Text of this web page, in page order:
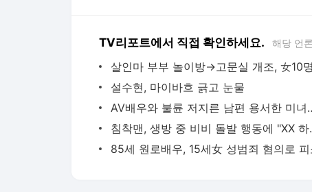
TV리포트에서 직접 확인하세요. 해당 언
설수현, 마이바흐 긁고 눈물
AV배우와 불륜
침착맨,
85세 원로배우, 15세女 성범죄 혐의로 피